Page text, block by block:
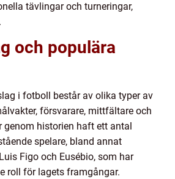
tävlingar och turneringar,
och populära
i fotboll består av olika typer av
försvarare, mittfältare och
genom historien haft ett antal
spelare, bland annat
Figo och Eusébio, som har
roll för lagets framgångar.